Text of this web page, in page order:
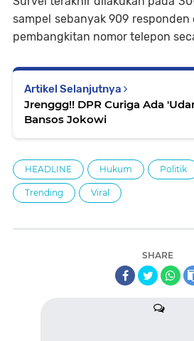
sampel sebanyak 909
pembangkitan nomor telepon
Artikel Selanjutnya
Jrenggg!! DPR Curiga Ada
Bansos Jokowi
HEADLINE Hukum Politik
Trending Viral
SHARE